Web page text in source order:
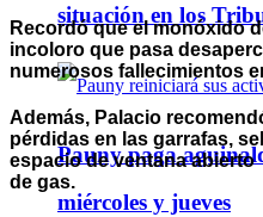
situación en los
Pauny paga
miércoles y jueves
Recordó que el monóxido
incoloro que pasa
numerosos fallecimientos
Además, Palacio
pérdidas en las garrafas,
espacio de ventana
de gas.